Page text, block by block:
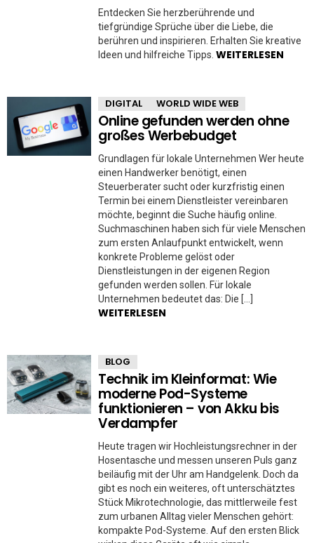
Entdecken Sie herzberührende und
tiefgründige Sprüche über die Liebe, die
berühren und inspirieren. Erhalten Sie kreative
Ideen und hilfreiche Tipps. WEITERLESEN
DIGITAL WORLD WIDE WEB
Online gefunden werden ohne
großes Werbebudget
Grundlagen für lokale Unternehmen Wer heute
einen Handwerker benötigt, einen
Steuerberater sucht oder kurzfristig einen
Termin bei einem Dienstleister vereinbaren
möchte, beginnt die Suche häufig online.
Suchmaschinen haben sich für viele Menschen
zum ersten Anlaufpunkt entwickelt, wenn
konkrete Probleme gelöst oder
Dienstleistungen in der eigenen Region
gefunden werden sollen. Für lokale
Unternehmen bedeutet das: Die […]
WEITERLESEN
BLOG
Technik im Kleinformat: Wie
moderne Pod-Systeme
funktionieren – von Akku bis
Verdampfer
Heute tragen wir Hochleistungsrechner in der
Hosentasche und messen unseren Puls ganz
beiläufig mit der Uhr am Handgelenk. Doch da
gibt es noch ein weiteres, oft unterschätztes
Stück Mikrotechnologie, das mittlerweile fest
zum urbanen Alltag vieler Menschen gehört:
kompakte Pod-Systeme. Auf den ersten Blick